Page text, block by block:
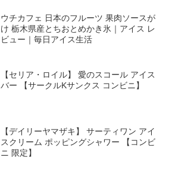
ウチカフェ 日本のフルーツ 果肉ソースが
け 栃木県産とちおとめかき氷｜アイス レ
ビュー｜毎日アイス生活
【セリア・ロイル】 愛のスコール アイス
バー 【サークルKサンクス コンビニ】
【デイリーヤマザキ】 サーティワン アイ
スクリーム ポッピングシャワー 【コンビ
ニ 限定】